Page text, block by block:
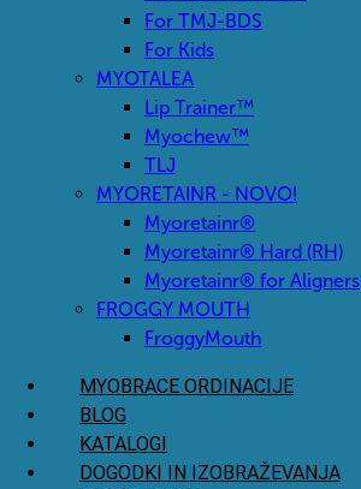
For TMJ-BDS
For Kids
MYOTALEA
Lip Trainer™
Myochew™
TLJ
MYORETAINR - NOVO!
Myoretainr®
Myoretainr® Hard (RH)
Myoretainr® for Aligners
FROGGY MOUTH
FroggyMouth
MYOBRACE ORDINACIJE
BLOG
KATALOGI
DOGODKI IN IZOBRAŽEVANJA